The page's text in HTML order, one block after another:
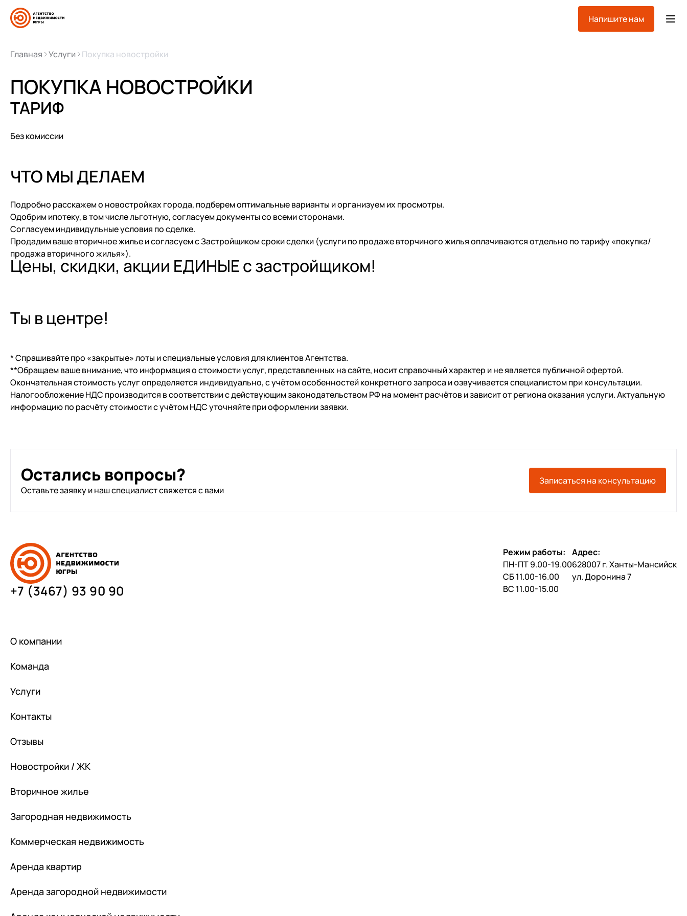
Напишите нам
Главная Услуги Покупка новостройки
ПОКУПКА НОВОСТРОЙКИ
ТАРИФ
Без комиссии
ЧТО МЫ ДЕЛАЕМ
Подробно расскажем о новостройках города, подберем оптимальные варианты и организуем их просмотры.
Одобрим ипотеку, в том числе льготную, согласуем документы со всеми сторонами.
Cогласуем индивидульные условия по сделке.
Продадим ваше вторичное жилье и согласуем с Застройщиком сроки сделки (услуги по продаже вторчиного жилья оплачиваются отдельно по тарифу «покупка/
продажа вторичного жилья»).
Цены, скидки, акции ЕДИНЫЕ с застройщиком!
Ты в центре!
* Спрашивайте про «закрытые» лоты и специальные условия для клиентов Агентства.
**Обращаем ваше внимание, что информация о стоимости услуг, представленных на сайте, носит справочный характер и не является публичной офертой.
Окончательная стоимость услуг определяется индивидуально, с учётом особенностей конкретного запроса и озвучивается специалистом при консультации.
Налогообложение НДС производится в соответствии с действующим законодательством РФ на момент расчётов и зависит от региона оказания услуги. Актуальную
информацию по расчёту стоимости с учётом НДС уточняйте при оформлении заявки.
+7 (3467) 93 90 90
Режим работы:
ПН-ПТ 9.00-19.00
СБ 11.00-16.00
ВС 11.00-15.00
Адрес:
628007 г. Ханты-Мансийск
ул. Доронина 7
Остались вопросы?
Оставьте заявку и наш специалист свяжется с вами
Записаться на консультацию
О компании
Команда
Услуги
Контакты
Отзывы
Новостройки / ЖК
Вторичное жилье
Загородная недвижимость
Коммерческая недвижимость
Аренда квартир
Аренда загородной недвижимости